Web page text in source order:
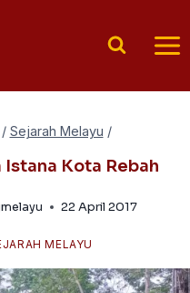
/ Sejarah Melayu /
Istana Kota Rebah
22 April 2017
MELAYU